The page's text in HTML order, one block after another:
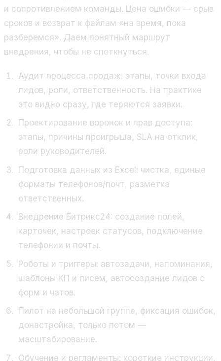
и сопротивлением команды. Цена ошибки — срыв
сроков и возврат к файлам «на время, пока
разберемся». Даем понятный маршрут
внедрения, чтобы не споткнуться.
Аудит процесса продаж: этапы, точки входа
лидов, роли, ответственность. На практике
это видно сразу, где теряются заявки.
Проектирование воронок и прав доступа:
этапы, причины проигрыша, SLA на отклик,
роли руководителей.
Подготовка данных из Excel: чистка, единые
форматы телефонов/почт, разметка
ответственных.
Внедрение Битрикс24: создание полей,
карточек, настроек статусов, подключение
телефонии и почты.
Роботы и триггеры: автозадачи, напоминания,
шаблоны КП и писем, автосоздание лидов с
форм и чатов.
Пилот на небольшой группе, фиксация ошибок,
донастройка, только потом —
масштабирование.
Обучение и регламенты: короткие инструкции,